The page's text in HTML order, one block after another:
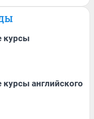
курсы
курсы английского